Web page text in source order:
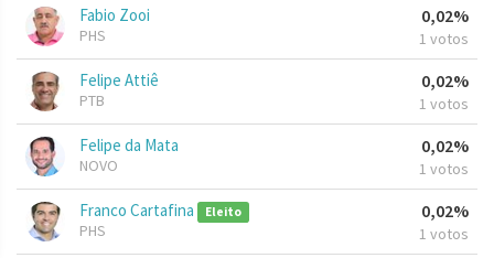
Fabio Zooi
PHS
0,02%
1 votos
Felipe Attiê
PTB
0,02%
1 votos
Felipe da Mata
NOVO
0,02%
1 votos
Franco Cartafina Eleito
PHS
0,02%
1 votos